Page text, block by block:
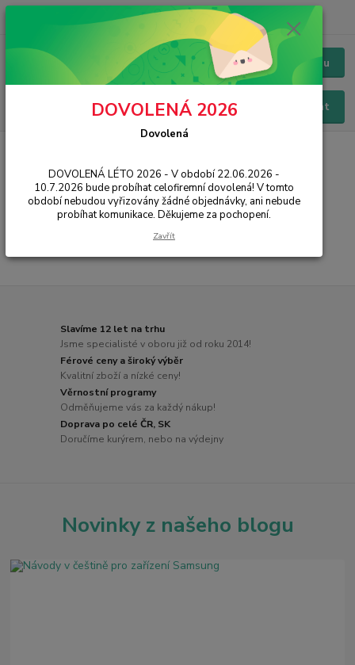
Menu
Hledat
Chat / Online podpora - 24/7
Ostatní
Slavíme 12 let na trhu
Jsme specialisté v oboru již od roku 2014!
Férové ceny a široký výběr
Kvalitní zboží a nízké ceny!
Věrnostní programy
Odměňujeme vás za každý nákup!
Doprava po celé ČR, SK
Doručíme kurýrem, nebo na výdejny
Novinky z našeho blogu
DOVOLENÁ 2026
Dovolená
DOVOLENÁ LÉTO 2026 - V období 22.06.2026 -
10.7.2026 bude probíhat celofiremní dovolená! V tomto
období nebudou vyřizovány žádné objednávky, ani nebude
probíhat komunikace. Děkujeme za pochopení.
Zavřít